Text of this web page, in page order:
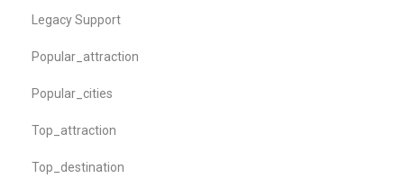
Legacy Support
Popular_attraction
Popular_cities
Top_attraction
Top_destination